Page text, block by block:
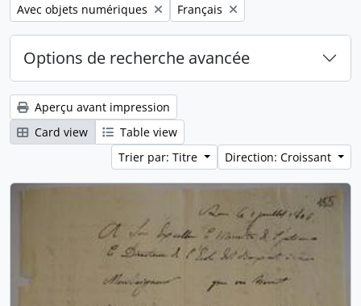
Remove filter:
Avec objets numériques Remove filter:
Français
Options de recherche avancée
Aperçu avant impression
Card view
Table view
Trier par: Titre
Direction: Croissant